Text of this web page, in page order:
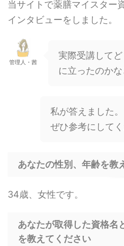
当サイトで薬膳マイスター
インタビューをしました。
管理人・茜
実際受講して
に立ったのかな
私が答えました。
ぜひ参考にしてく
あなたの性別、年齢を教
34歳、女性です。
あなたが取得した資格名
を教えてください